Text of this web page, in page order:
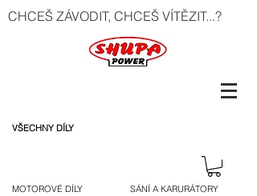
CHCEŠ ZÁVODIT, CHCEŠ VÍTĚZIT...?
VŠECHNY DÍLY
MOTOROVÉ DÍLY SÁNÍ A KARURÁTORY